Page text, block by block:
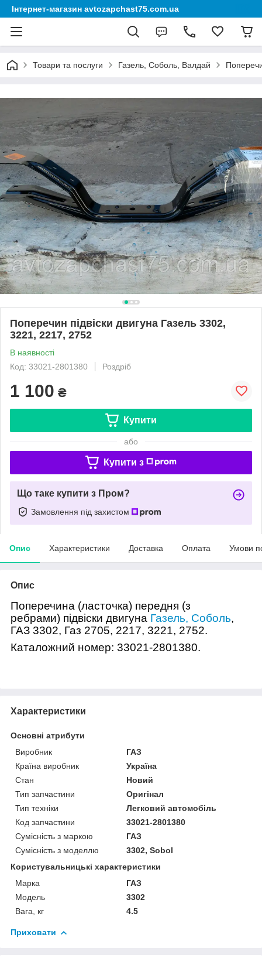
Інтернет-магазин avtozapchast75.com.ua
Товари та послуги Газель, Соболь, Валдай
Поперечин підвіски двигуна Газель 3302,
3221, 2217, 2752
В наявності
Код: 33021-2801380
Роздріб
1 100 ₴
Купити
або
Купити з
Що таке купити з Пром?
Замовлення під захистом
Опис Характеристики Доставка Оплата Умови
Опис
Поперечина (ласточка) передня (з
ребрами) підвіски двигуна Газель, Соболь,
ГАЗ 3302, Газ 2705, 2217, 3221, 2752.
Каталожний номер: 33021-2801380.
Характеристики
Основні атрибути
Виробник
ГАЗ
Країна виробник
Україна
Стан
Новий
Тип запчастини
Оригінал
Тип техніки
Легковий автомобіль
Код запчастини
33021-2801380
Сумісність з маркою
ГАЗ
Сумісність з моделлю
3302, Sobol
Користувальницькі характеристики
Марка
ГАЗ
Модель
3302
Вага, кг
4.5
Приховати